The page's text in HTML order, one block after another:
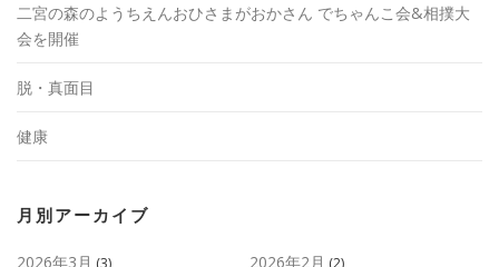
二宮の森のようちえんおひさまがおかさん でちゃんこ会&相撲大
会を開催
脱・真面目
健康
月別アーカイブ
2026年3月 (3) 2026年2月 (2)